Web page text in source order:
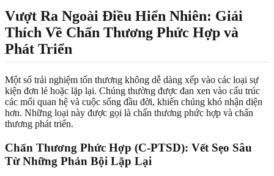
Vượt Ra Ngoài Điều Hiển Nhiên: Giải
Thích Về Chấn Thương Phức Hợp và
Phát Triển
Một số trải nghiệm tổn thương không dễ dàng xếp vào các loại sự
kiện đơn lẻ hoặc lặp lại. Chúng thường được đan xen vào cấu trúc
các mối quan hệ và cuộc sống đầu đời, khiến chúng khó nhận diện
hơn. Những loại này được gọi là chấn thương phức hợp và chấn
thương phát triển.
Chấn Thương Phức Hợp (C-PTSD): Vết Sẹo Sâu
Từ Những Phản Bội Lặp Lại